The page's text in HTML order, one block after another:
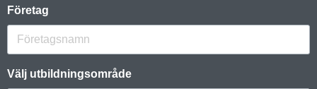
Företag
Välj utbildningsområde